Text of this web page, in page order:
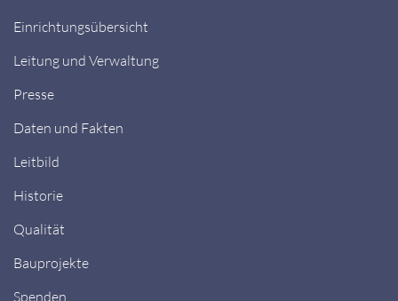
Einrichtungsübersicht
Leitung und Verwaltung
Presse
Daten und Fakten
Leitbild
Historie
Qualität
Bauprojekte
Spenden